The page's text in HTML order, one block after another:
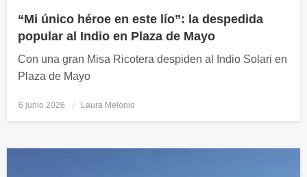
“Mi único héroe en este lío”: la despedida
popular al Indio en Plaza de Mayo
Con una gran Misa Ricotera despiden al Indio Solari en
Plaza de Mayo
Publicado
6 junio 2026 Laura Melonio